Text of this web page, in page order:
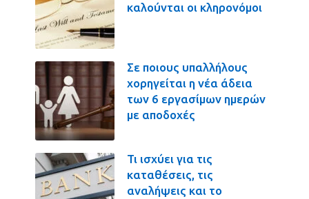
καλούνται οι κληρονόμοι
Σε ποιους υπαλλήλους
χορηγείται η νέα άδεια
των 6 εργασίμων ημερών
με αποδοχές
Τι ισχύει για τις
καταθέσεις, τις
αναλήψεις και το